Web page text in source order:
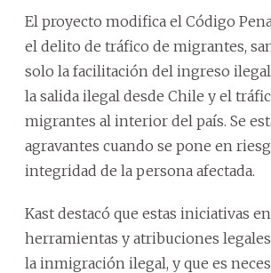
El proyecto modifica el Código
el delito de tráfico de migrantes,
solo la facilitación del ingreso
la salida ilegal desde Chile y el
migrantes al interior del país. Se
agravantes cuando se pone en
integridad de la persona afectada.
Kast destacó que estas iniciativas
herramientas y atribuciones
la inmigración ilegal, y que es